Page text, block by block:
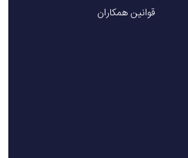
قوانین همکاران